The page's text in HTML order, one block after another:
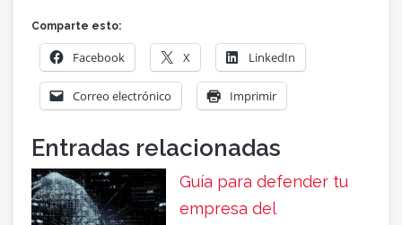
Comparte esto:
Facebook X LinkedIn
Correo electrónico Imprimir
Entradas relacionadas
Guía para defender tu
empresa del